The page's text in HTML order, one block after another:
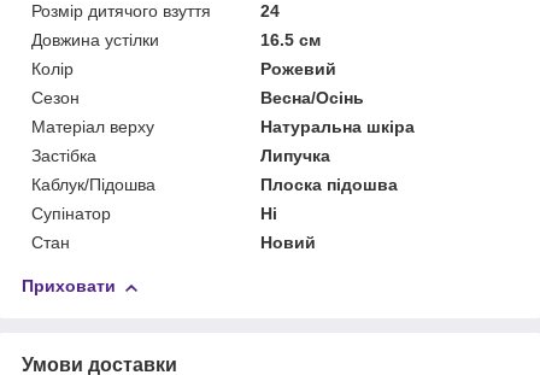
Розмір дитячого взуття
24
Довжина устілки
16.5 см
Колір
Рожевий
Сезон
Весна/Осінь
Матеріал верху
Натуральна шкіра
Застібка
Липучка
Каблук/Підошва
Плоска підошва
Супінатор
Ні
Стан
Новий
Приховати
Умови доставки